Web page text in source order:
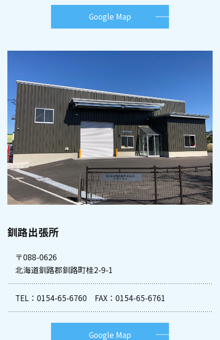
Google Map
釧路出張所
〒088-0626
北海道釧路郡釧路町桂2-9-1
TEL： 0154-65-6760 FAX：0154-65-6761
Google Map